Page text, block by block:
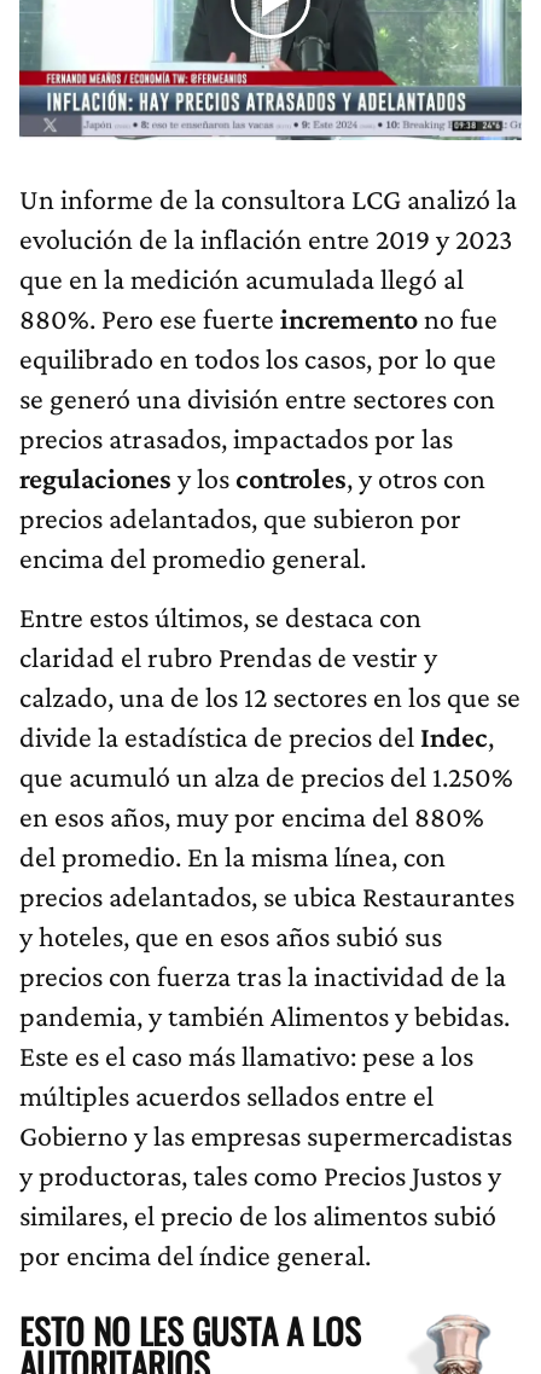
Un informe de la consultora LCG analizó la
evolución de la inflación entre 2019 y 2023
que en la medición acumulada llegó al
880%. Pero ese fuerte incrementono fue
equilibrado en todos los casos, por lo que
se generó una división entre sectores con
precios atrasados, impactados por las
regulaciones y loscontroles, y otros con
precios adelantados, que subieron por
encima del promedio general.
Entre estos últimos, se destaca con
claridad el rubro Prendas de vestir y
calzado, una de los 12 sectores en los que se
divide la estadística de precios del Indec,
que acumuló un alza de precios del 1.250%
en esos años, muy por encima del 880%
del promedio. En la misma línea, con
precios adelantados, se ubica Restaurantes
y hoteles, que en esos años subió sus
precios con fuerza tras la inactividad de la
pandemia, y también Alimentos y bebidas.
Este es el caso más llamativo: pese a los
múltiples acuerdos sellados entre el
Gobierno y las empresas supermercadistas
y productoras, tales como Precios Justos y
similares, el precio de los alimentos subió
por encima del índice general.
ESTO NO LES GUSTA A LOS